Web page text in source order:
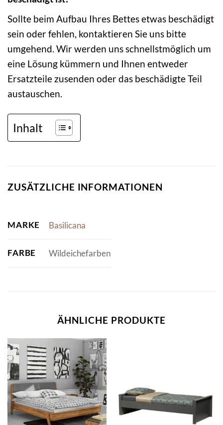
Sollte beim Aufbau Ihres Bettes etwas beschädigt
sein oder fehlen, kontaktieren Sie uns bitte
umgehend. Wir werden uns schnellstmöglich um
eine Lösung kümmern und Ihnen entweder
Ersatzteile zusenden oder das beschädigte Teil
austauschen.
Inhalt
ZUSÄTZLICHE INFORMATIONEN
MARKE Basilicana
FARBE Wildeichefarben
ÄHNLICHE PRODUKTE